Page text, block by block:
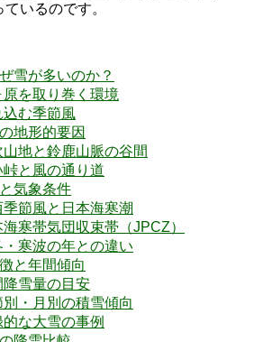
いるのです。
雪が多いのか？
原を取り巻く環境
込む季節風
地形的要因
山地と鈴鹿山脈の谷間
峠と風の通り道
気象条件
季節風と日本海寒潮
海寒帯気団収束帯（JPCZ）
・寒波の年との違い
と年間傾向
降雪量の目安
別・月別の積雪傾向
的な大雪の事例